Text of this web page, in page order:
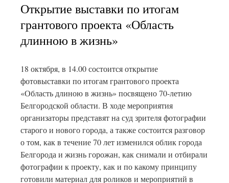
Открытие выставки по итогам
грантового проекта «Область
длинною в жизнь»
18 октября, в 14.00 состоится открытие
фотовыставки по итогам грантового проекта
«Область длиною в жизнь» посвящено 70-летию
Белгородской области. В ходе мероприятия
организаторы представят на суд зрителя фотографии
старого и нового города, а также состоится разговор
о том, как в течение 70 лет изменился облик города
Белгорода и жизнь горожан, как снимали и отбирали
фотографии к проекту, как и по какому принципу
готовили материал для роликов и мероприятий в